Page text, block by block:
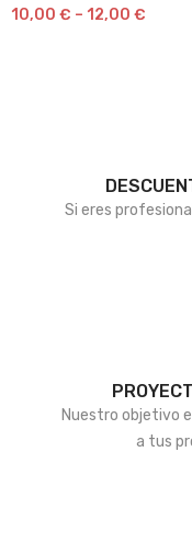
10,00 € – 12,00 €
Si eres
Nuestro objetivo
a tus